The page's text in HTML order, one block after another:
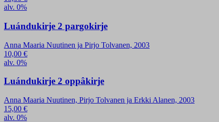
alv. 0%
Luándukirje 2 pargokirje
Anna Maaria Nuutinen ja Pirjo Tolvanen, 2003
10,00 €
alv. 0%
Luándukirje 2 oppâkirje
Anna Maaria Nuutinen, Pirjo Tolvanen ja Erkki Alanen, 2003
15,00 €
alv. 0%